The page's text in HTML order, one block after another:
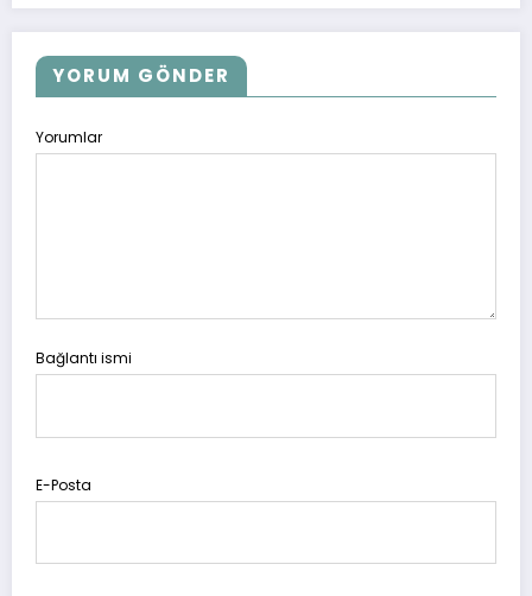
YORUM GÖNDER
Yorumlar
Bağlantı ismi
E-Posta